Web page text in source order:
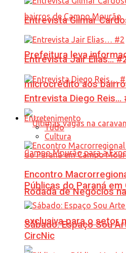
Prefeitura leva
microcrédito aos
Rodada de Negócios
exclusiva para o setor
Entrevista Gilmar
Entrevista Jair Elias…
Entrevista Diego Reis…
Entretenimento
Tudo
Cultura
Encontro
Públicas do Paraná
Sábado: Espaço Sou
CircNic